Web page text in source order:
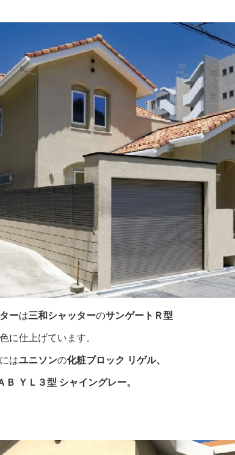
ーは三和シャッターのサンゲートＲ型
に仕上げています。
にはユニソンの化粧ブロック リゲル、
Ｂ ＹＬ３型 シャイングレー。